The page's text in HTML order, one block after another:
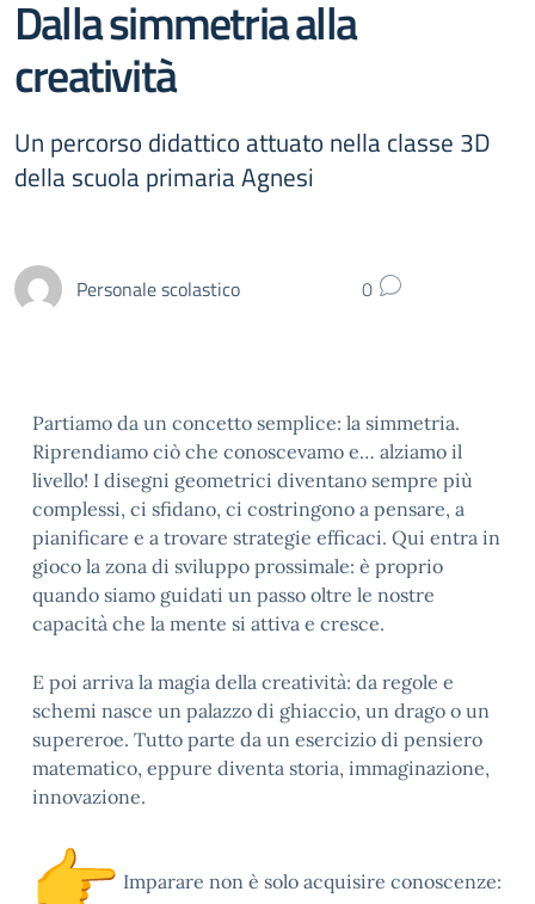
Dalla simmetria alla
creatività
Un percorso didattico attuato nella classe 3D
della scuola primaria Agnesi
Personale scolastico 0
Partiamo da un concetto semplice: la simmetria.
Riprendiamo ciò che conoscevamo e… alziamo il
livello! I disegni geometrici diventano sempre più
complessi, ci sfidano, ci costringono a pensare, a
pianificare e a trovare strategie efficaci. Qui entra in
gioco la zona di sviluppo prossimale: è proprio
quando siamo guidati un passo oltre le nostre
capacità che la mente si attiva e cresce.
E poi arriva la magia della creatività: da regole e
schemi nasce un palazzo di ghiaccio, un drago o un
supereroe. Tutto parte da un esercizio di pensiero
matematico, eppure diventa storia, immaginazione,
innovazione.
Imparare non è solo acquisire conoscenze: